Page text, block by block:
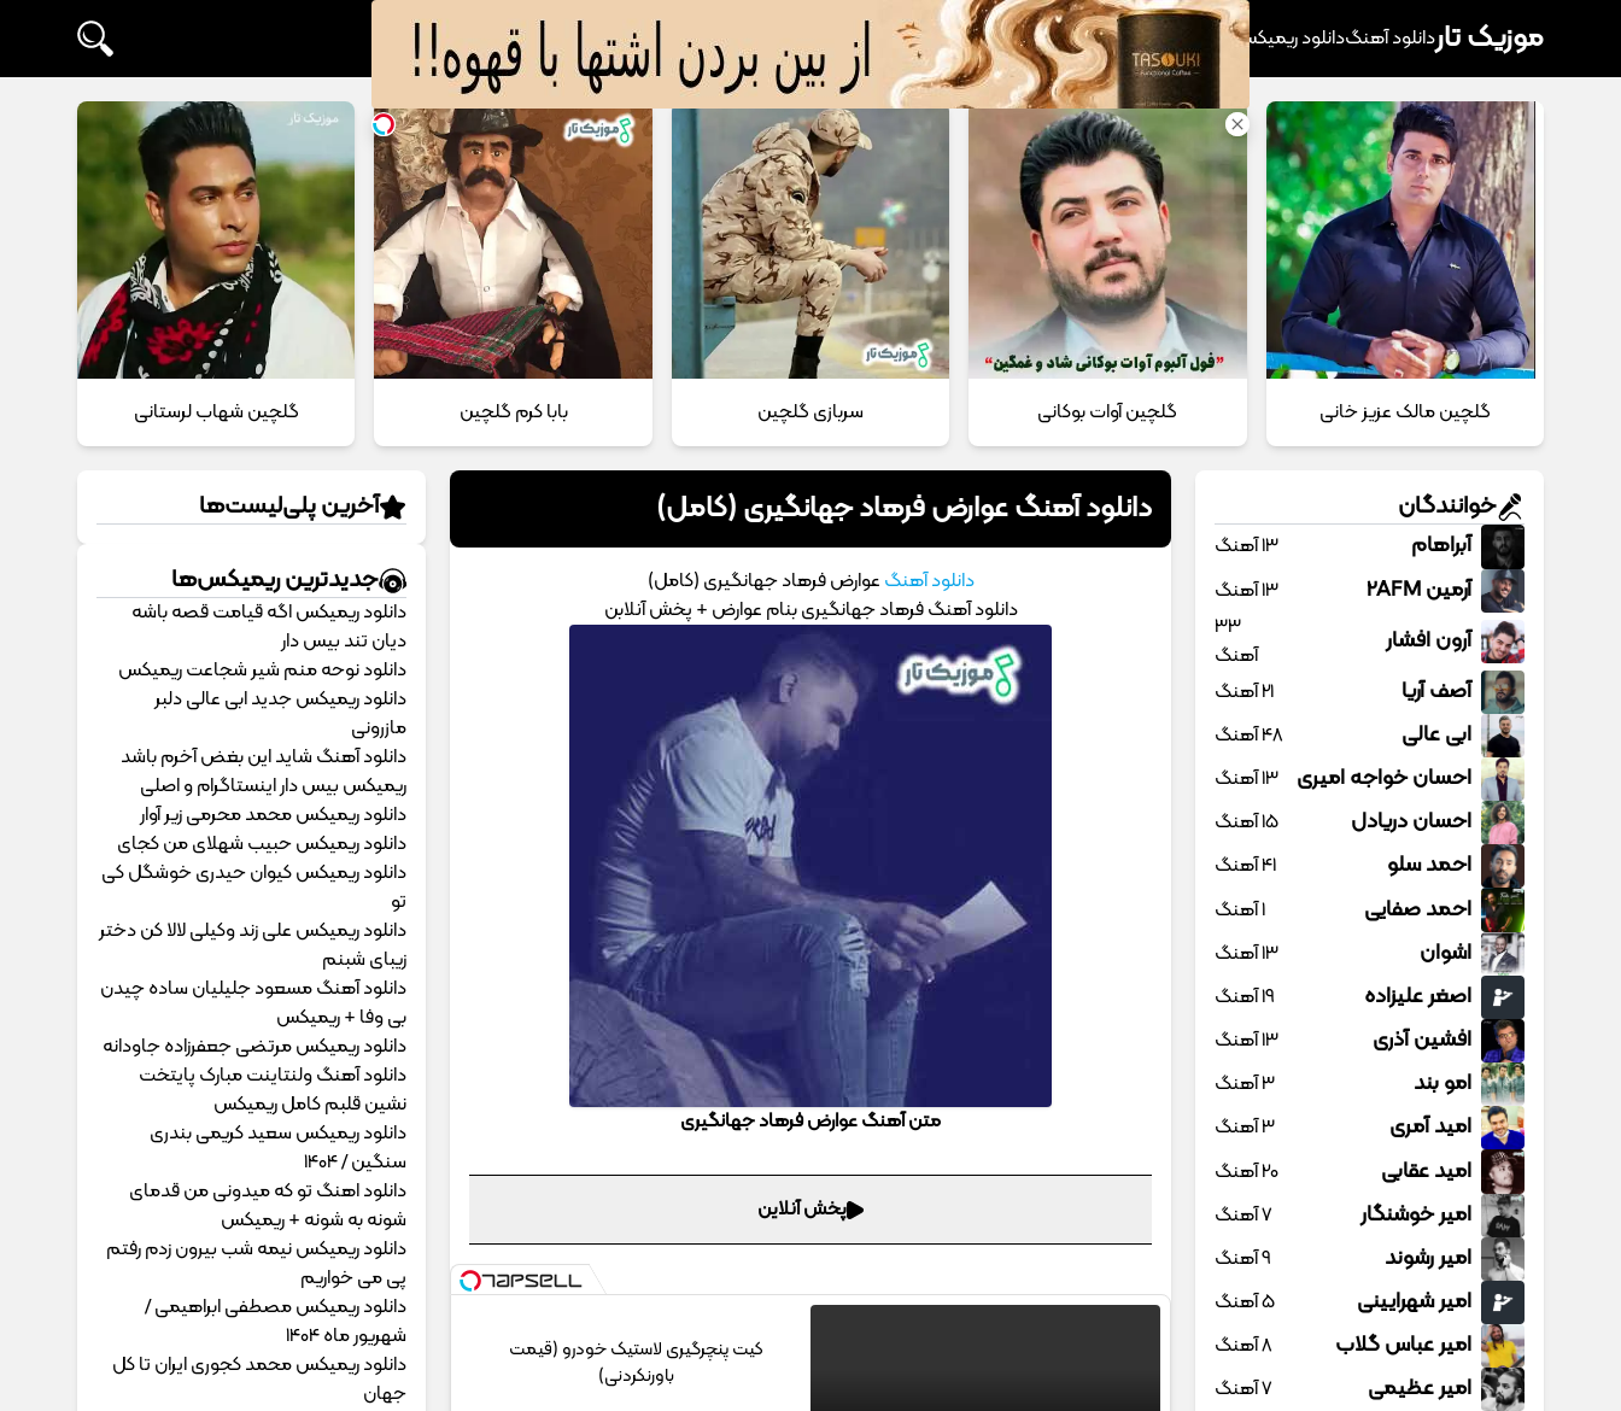
موزیک تاردانلود آهنگدانلود ریمیکسآهنگ پرطرفدار دانلود مداحیتماس با ما
گلچین مالک عزیز خانی گلچین آوات بوکانی سربازی گلچین بابا کرم گلچین گلچین شهاب لرستانی
دانلود آهنگ عوارض فرهاد جهانگیری (کامل)
دانلود آهنگ عوارض فرهاد جهانگیری (کامل)
دانلود آهنگ فرهاد جهانگیری بنام عوارض + پخش آنلابن
متن آهنگ عوارض فرهاد جهانگیری
پخش آنلاین
کیت پنچرگیری لاستیک خودرو (قیمت
باورنکردنی)
خوانندگان
آبراهام 13 آهنگ
آرمین 2AFM 13 آهنگ
آرون افشار
33
آهنگ
آصف آریا 21 آهنگ
ابی عالی 48 آهنگ
احسان خواجه امیری 13 آهنگ
احسان دریادل 15 آهنگ
احمد سلو 41 آهنگ
احمد صفایی 1 آهنگ
اشوان 13 آهنگ
اصغر علیزاده 19 آهنگ
افشین آذری 13 آهنگ
امو بند 3 آهنگ
امید آمری 3 آهنگ
امید عقابی 20 آهنگ
امیر خوشنگار 7 آهنگ
امیر رشوند 9 آهنگ
امیر شهرایینی 5 آهنگ
امیر عباس گلاب 8 آهنگ
امیر عظیمی 7 آهنگ
آخرین پلی‌لیست‌ها
جدیدترین ریمیکس‌ها
دانلود ریمیکس اگه قیامت قصه باشه
دیان تند بیس دار
دانلود نوحه منم شیر شجاعت ریمیکس
دانلود ریمیکس جدید ابی عالی دلبر
مازرونی
دانلود آهنگ شاید این بغض آخرم باشد
ریمیکس بیس دار اینستاگرام و اصلی
دانلود ریمیکس محمد محرمی زیر آوار
دانلود ریمیکس حبیب شهلای من کجای
دانلود ریمیکس کیوان حیدری خوشگل کی
تو
دانلود ریمیکس علی زند وکیلی لالا کن دختر
زیبای شبنم
دانلود آهنگ مسعود جلیلیان ساده چیدن
بی وفا + ریمیکس
دانلود ریمیکس مرتضی جعفرزاده جاودانه
دانلود آهنگ ولنتاینت مبارک پایتخت
نشین قلبم کامل ریمیکس
دانلود ریمیکس سعید کریمی بندری
سنگین / 1404
دانلود اهنگ تو که میدونی من قدمای
شونه به شونه + ریمیکس
دانلود ریمیکس نیمه شب بیرون زدم رفتم
پی می خواریم
دانلود ریمیکس مصطفی ابراهیمی /
شهریور ماه 1404
دانلود ریمیکس محمد کجوری ایران تا کل
جهان